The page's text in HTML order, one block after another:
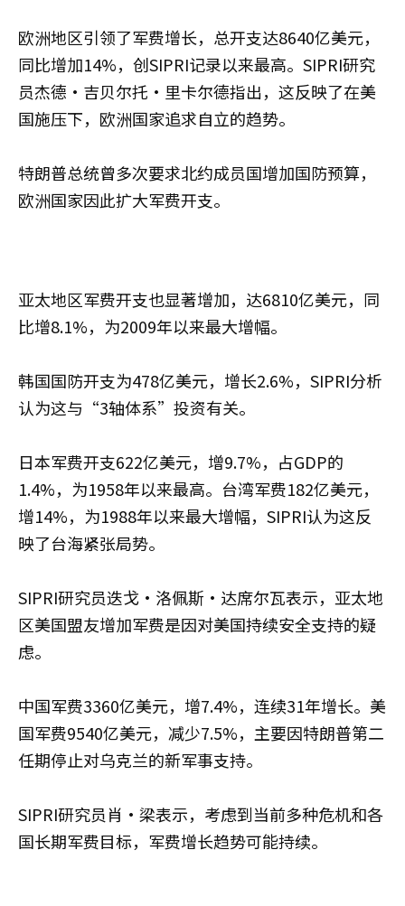
欧洲地区引领了军费增长，总开支达8640亿美元，
同比增加14%，创SIPRI记录以来最高。SIPRI研究
员杰德·吉贝尔托·里卡尔德指出，这反映了在美
国施压下，欧洲国家追求自立的趋势。
特朗普总统曾多次要求北约成员国增加国防预算，
欧洲国家因此扩大军费开支。
亚太地区军费开支也显著增加，达6810亿美元，同
比增8.1%，为2009年以来最大增幅。
韩国国防开支为478亿美元，增长2.6%，SIPRI分析
认为这与“3轴体系”投资有关。
日本军费开支622亿美元，增9.7%，占GDP的
1.4%，为1958年以来最高。台湾军费182亿美元，
增14%，为1988年以来最大增幅，SIPRI认为这反
映了台海紧张局势。
SIPRI研究员迭戈·洛佩斯·达席尔瓦表示，亚太地
区美国盟友增加军费是因对美国持续安全支持的疑
虑。
中国军费3360亿美元，增7.4%，连续31年增长。美
国军费9540亿美元，减少7.5%，主要因特朗普第二
任期停止对乌克兰的新军事支持。
SIPRI研究员肖·梁表示，考虑到当前多种危机和各
国长期军费目标，军费增长趋势可能持续。